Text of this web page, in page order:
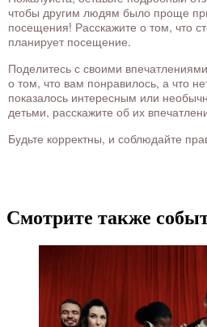
чтобы другим людям было проще
посещения! Расскажите о том, что
планирует посещение.
Поделитесь с своими
о том, что вам понравилось, а что
показалось интересным или
детьми, расскажите об их
Будьте корректны, и соблюдайте
Смотрите также